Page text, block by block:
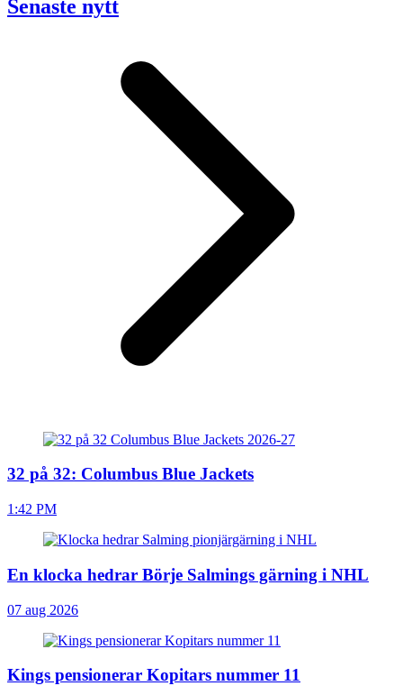
Senaste nytt
32 på 32: Columbus Blue Jackets
1:42 PM
En klocka hedrar Börje Salmings gärning i NHL
07 aug 2026
Kings pensionerar Kopitars nummer 11